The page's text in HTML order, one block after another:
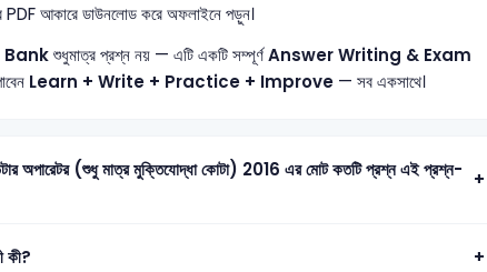
আকারে ডাউনলোড করে অফলাইনে পড়ুন।
Bankশুধুমাত্র প্রশ্ন নয় — এটি একটি সম্পূর্ণAnswer Writing & Exam
Learn + Write + Practice + Improve— সব একসাথে।
কী?